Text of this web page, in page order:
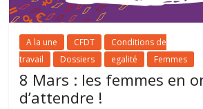
A la une CFDT
Conditions de
travail
Dossiers egalité Femmes
8 Mars : les femmes en
d’attendre !